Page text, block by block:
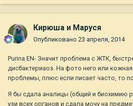
Кирюша и Маруся
Опубликовано 23 апреля, 2014
Purina EN- Значит проблема с ЖТК,
дисбактериаоз. На фото него или
проблемы, плюс если писает часто, то
Я бы сдала аналицы (общий и биохимию
узи всех органов и сдала мочу на